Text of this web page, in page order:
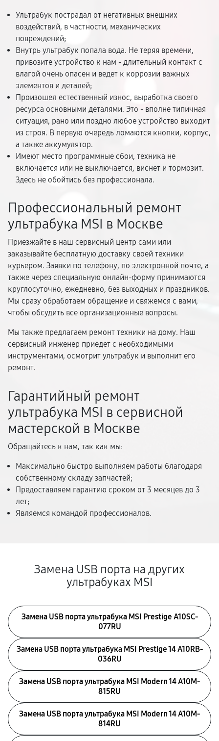
Ультрабук пострадал от негативных внешних
воздействий, в частности, механических
повреждений;
Внутрь ультрабук попала вода. Не теряя времени,
привозите устройство к нам - длительный контакт с
влагой очень опасен и ведет к коррозии важных
элементов и деталей;
Произошел естественный износ, выработка своего
ресурса основными деталями. Это - вполне типичная
ситуация, рано или поздно любое устройство выходит
из строя. В первую очередь ломаются кнопки, корпус,
а также аккумулятор.
Имеют место программные сбои, техника не
включается или не выключается, виснет и тормозит.
Здесь не обойтись без профессионала.
Профессиональный ремонт
ультрабука MSI в Москве
Приезжайте в наш сервисный центр сами или
заказывайте бесплатную доставку своей техники
курьером. Заявки по телефону, по электронной почте, а
также через специальную онлайн-форму принимаются
круглосуточно, ежедневно, без выходных и праздников.
Мы сразу обработаем обращение и свяжемся с вами,
чтобы обсудить все организационные вопросы.
Мы также предлагаем ремонт техники на дому. Наш
сервисный инженер приедет с необходимыми
инструментами, осмотрит ультрабук и выполнит его
ремонт.
Гарантийный ремонт
ультрабука MSI в сервисной
мастерской в Москве
Обращайтесь к нам, так как мы:
Максимально быстро выполняем работы благодаря
собственному складу запчастей;
Предоставляем гарантию сроком от 3 месяцев до 3
лет;
Являемся командой профессионалов.
Замена USB порта на других
ультрабуках MSI
Замена USB порта ультрабука MSI Prestige A10SC-
077RU
Замена USB порта ультрабука MSI Prestige 14 A10RB-
036RU
Замена USB порта ультрабука MSI Modern 14 A10M-
815RU
Замена USB порта ультрабука MSI Modern 14 A10M-
814RU